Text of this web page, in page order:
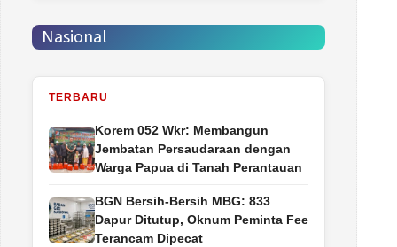
Nasional
TERBARU
Korem 052 Wkr: Membangun
Jembatan Persaudaraan dengan
Warga Papua di Tanah Perantauan
BGN Bersih-Bersih MBG: 833
Dapur Ditutup, Oknum Peminta Fee
Terancam Dipecat